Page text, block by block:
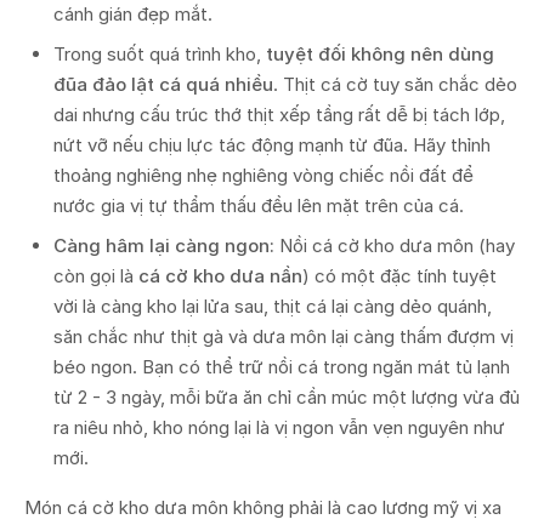
cánh gián đẹp mắt.
Trong suốt quá trình kho, tuyệt đối không nên dùng
đũa đảo lật cá quá nhiều. Thịt cá cờ tuy săn chắc dẻo
dai nhưng cấu trúc thớ thịt xếp tầng rất dễ bị tách lớp,
nứt vỡ nếu chịu lực tác động mạnh từ đũa. Hãy thỉnh
thoảng nghiêng nhẹ nghiêng vòng chiếc nồi đất để
nước gia vị tự thẩm thấu đều lên mặt trên của cá.
Càng hâm lại càng ngon: Nồi cá cờ kho dưa môn (hay
còn gọi là cá cờ kho dưa nần) có một đặc tính tuyệt
vời là càng kho lại lửa sau, thịt cá lại càng dẻo quánh,
săn chắc như thịt gà và dưa môn lại càng thấm đượm vị
béo ngon. Bạn có thể trữ nồi cá trong ngăn mát tủ lạnh
từ 2 - 3 ngày, mỗi bữa ăn chỉ cần múc một lượng vừa đủ
ra niêu nhỏ, kho nóng lại là vị ngon vẫn vẹn nguyên như
mới.
Món cá cờ kho dưa môn không phải là cao lương mỹ vị xa